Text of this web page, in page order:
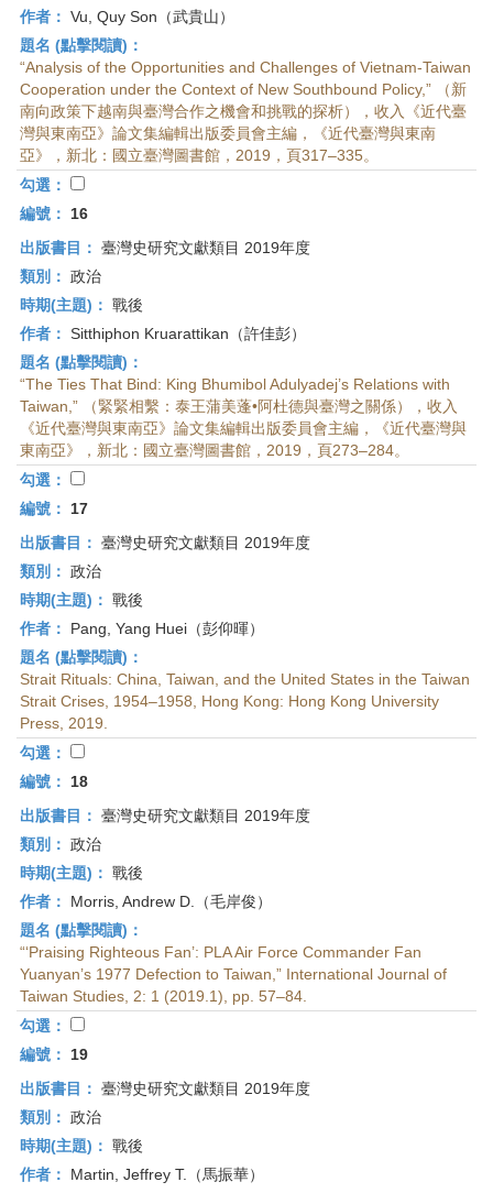
作者： Vu, Quy Son（武貴山）
題名 (點擊閱讀)：
“Analysis of the Opportunities and Challenges of Vietnam-Taiwan
Cooperation under the Context of New Southbound Policy,” （新
南向政策下越南與臺灣合作之機會和挑戰的探析），收入《近代臺
灣與東南亞》論文集編輯出版委員會主編，《近代臺灣與東南
亞》，新北：國立臺灣圖書館，2019，頁317–335。
勾選：
編號：
16
出版書目： 臺灣史研究文獻類目 2019年度
類別： 政治
時期(主題)： 戰後
作者： Sitthiphon Kruarattikan（許佳彭）
題名 (點擊閱讀)：
“The Ties That Bind: King Bhumibol Adulyadej’s Relations with
Taiwan,” （緊緊相繫：泰王蒲美蓬•阿杜德與臺灣之關係），收入
《近代臺灣與東南亞》論文集編輯出版委員會主編，《近代臺灣與
東南亞》，新北：國立臺灣圖書館，2019，頁273–284。
勾選：
編號：
17
出版書目： 臺灣史研究文獻類目 2019年度
類別： 政治
時期(主題)： 戰後
作者：
Pang, Yang Huei（彭仰暉）
題名 (點擊閱讀)：
Strait Rituals: China, Taiwan, and the United States in the Taiwan
Strait Crises, 1954–1958, Hong Kong: Hong Kong University
Press, 2019.
勾選：
編號：
18
出版書目： 臺灣史研究文獻類目 2019年度
類別： 政治
時期(主題)： 戰後
作者：
Morris, Andrew D.（毛岸俊）
題名 (點擊閱讀)：
“‘Praising Righteous Fan’: PLA Air Force Commander Fan
Yuanyan’s 1977 Defection to Taiwan,” International Journal of
Taiwan Studies, 2: 1 (2019.1), pp. 57–84.
勾選：
編號：
19
出版書目： 臺灣史研究文獻類目 2019年度
類別： 政治
時期(主題)： 戰後
作者：
Martin, Jeffrey T.（馬振華）